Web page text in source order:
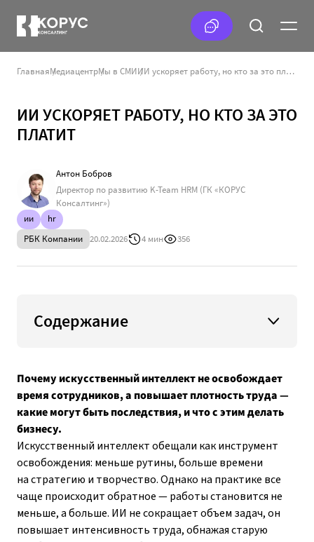
ГлавнаяМедиацентрМы в СМИ ИИ ускоряет работу, но кто за это платит
ИИ УСКОРЯЕТ РАБОТУ, НО КТО ЗА ЭТО
ПЛАТИТ
ии
hr
РБК Компании 20.02.2026 4 мин 356
Антон Бобров
Директор по развитию K-Team HRM (ГК «КОРУС
Консалтинг»)
Содержание
Почему искусственный интеллект не освобождает
время сотрудников, а повышает плотность труда —
какие могут быть последствия, и что с этим делать
бизнесу.
Искусственный интеллект обещали как инструмент
освобождения: меньше рутины, больше времени
на стратегию и творчество. Однако на практике все
чаще происходит обратное — работы становится не
меньше, а больше. ИИ не сокращает объем задач, он
повышает интенсивность труда, обнажая старую